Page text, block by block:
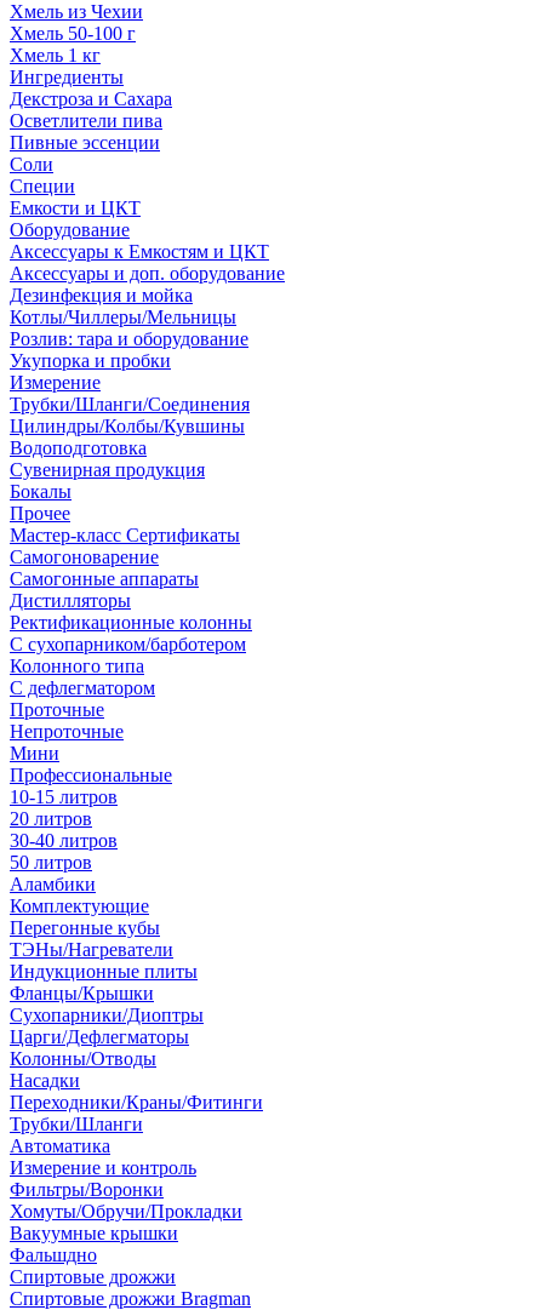
Хмель из Чехии
Хмель 50-100 г
Хмель 1 кг
Ингредиенты
Декстроза и Сахара
Осветлители пива
Пивные эссенции
Соли
Специи
Емкости и ЦКТ
Оборудование
Аксессуары к Емкостям и ЦКТ
Аксессуары и доп. оборудование
Дезинфекция и мойка
Котлы/Чиллеры/Мельницы
Розлив: тара и оборудование
Укупорка и пробки
Измерение
Трубки/Шланги/Соединения
Цилиндры/Колбы/Кувшины
Водоподготовка
Сувенирная продукция
Бокалы
Прочее
Мастер-класс Сертификаты
Самогоноварение
Самогонные аппараты
Дистилляторы
Ректификационные колонны
С сухопарником/барботером
Колонного типа
С дефлегматором
Проточные
Непроточные
Мини
Профессиональные
10-15 литров
20 литров
30-40 литров
50 литров
Аламбики
Комплектующие
Перегонные кубы
ТЭНы/Нагреватели
Индукционные плиты
Фланцы/Крышки
Сухопарники/Диоптры
Царги/Дефлегматоры
Колонны/Отводы
Насадки
Переходники/Краны/Фитинги
Трубки/Шланги
Автоматика
Измерение и контроль
Фильтры/Воронки
Хомуты/Обручи/Прокладки
Вакуумные крышки
Фальшдно
Спиртовые дрожжи
Спиртовые дрожжи Bragman